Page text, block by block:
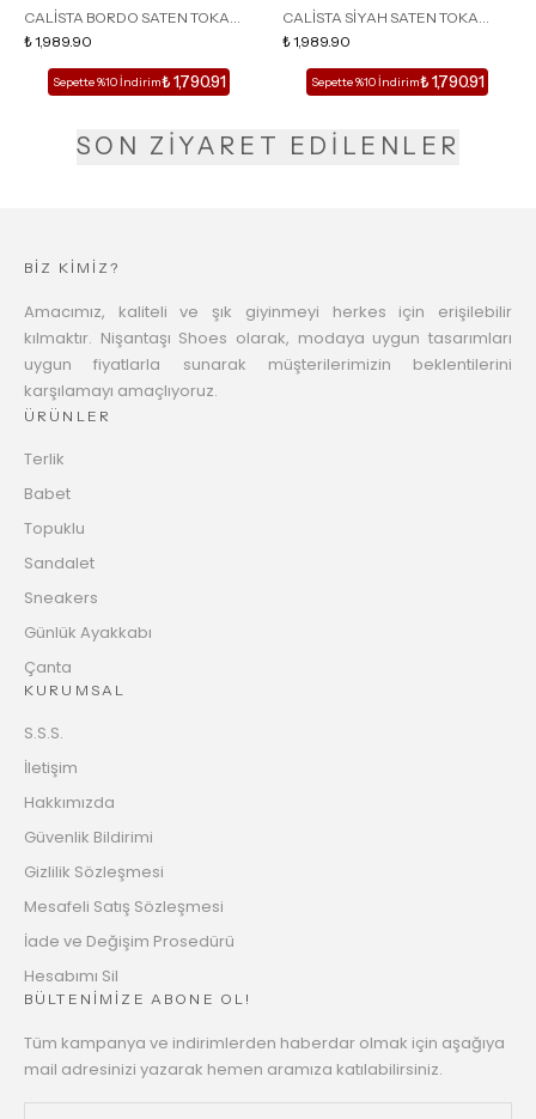
CALİSTA BORDO SATEN TOKA
DETAY SİVRİ BURUN KADIN
TOPUKLU TERLİK
₺ 1,989.90
Sepette %10 İndirim₺ 1,790.91
CALİSTA SİYAH SATEN TOKA
DETAY SİVRİ BURUN KADIN
TOPUKLU TERLİK
₺ 1,989.90
Sepette %10 İndirim₺ 1,790.91
SON ZİYARET EDİLENLER
BİZ KİMİZ?
Amacımız, kaliteli ve şık giyinmeyi herkes için erişilebilir
kılmaktır. Nişantaşı Shoes olarak, modaya uygun tasarımları
uygun fiyatlarla sunarak müşterilerimizin beklentilerini
karşılamayı amaçlıyoruz.
ÜRÜNLER
Terlik
Babet
Topuklu
Sandalet
Sneakers
Günlük Ayakkabı
Çanta
KURUMSAL
S.S.S.
İletişim
Hakkımızda
Güvenlik Bildirimi
Gizlilik Sözleşmesi
Mesafeli Satış Sözleşmesi
İade ve Değişim Prosedürü
Hesabımı Sil
BÜLTENİMİZE ABONE OL!
Tüm kampanya ve indirimlerden haberdar olmak için aşağıya
mail adresinizi yazarak hemen aramıza katılabilirsiniz.